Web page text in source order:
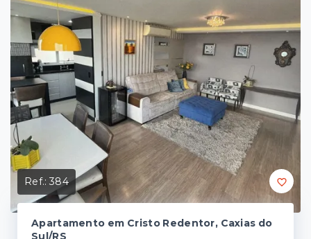
Ref.:384
Apartamento em Cristo Redentor, Caxias do
Sul/RS